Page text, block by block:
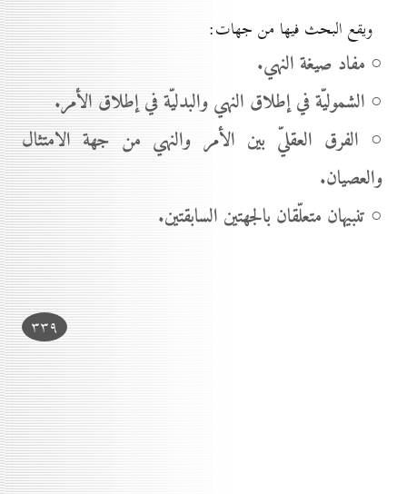
ويقع البحث فيها من جهات:
○ مفاد صيغة النهي.
○ الشموليّة في إطلاق النهي والبدليّة في إطلاق الأمر.
○ الفرق العقليّ بين الأمر والنهي من جهة الامتثال
والعصيان.
○ تنبيهان متعلّقان بالجهتين السابقتين.
۳۳۹